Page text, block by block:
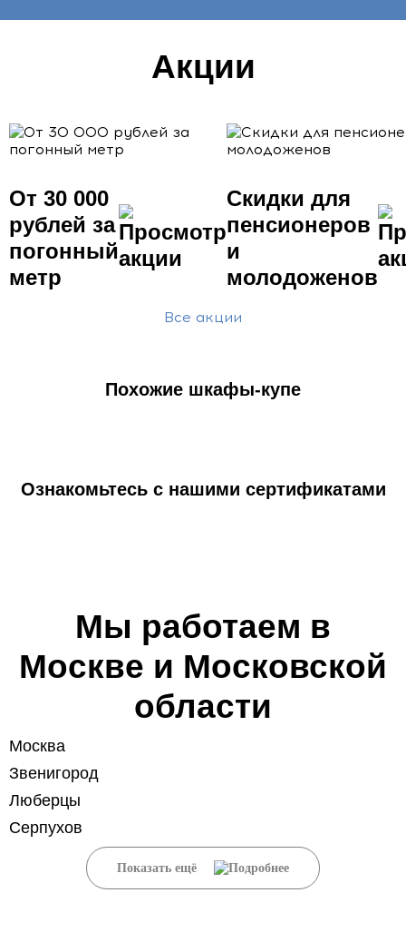
Акции
От 30 000
рублей за
погонный
метр
Скидки для
пенсионеров
и
молодоженов
Все акции
Похожие шкафы-купе
Ознакомьтесь с нашими сертификатами
Мы работаем в
Москве и Московской
области
Москва
Звенигород
Люберцы
Серпухов
Показать ещё